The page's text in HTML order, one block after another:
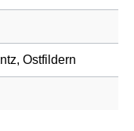
Ostfildern